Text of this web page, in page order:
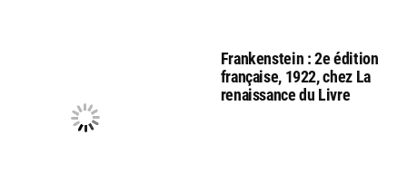
Frankenstein : 2e édition
française, 1922, chez La
renaissance du Livre